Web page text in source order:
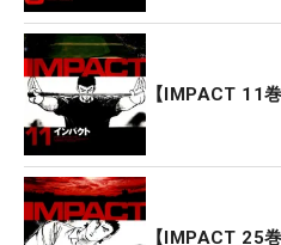
【IMPACT 11
【IMPACT 25